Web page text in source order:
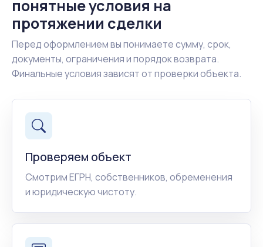
понятные условия на
протяжении сделки
Перед оформлением вы понимаете сумму, срок,
документы, ограничения и порядок возврата.
Финальные условия зависят от проверки объекта.
Проверяем объект
Смотрим ЕГРН, собственников, обременения
и юридическую чистоту.